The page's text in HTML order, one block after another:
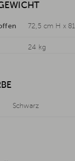
72,5 cm H x
24 kg
Schwarz